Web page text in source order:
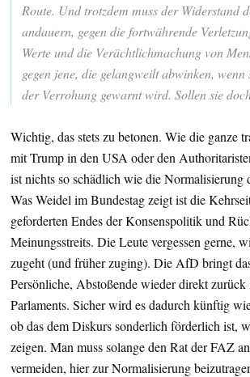
Route. Und trotzdem muss der Widerstand
andauern, gegen die fortwährende
Werte und die Verächtlichmachung von
gegen jene, die gelangweilt abwinken,
der Verrohung gewarnt wird. Sollen sie
Wichtig, das stets zu betonen. Wie die ganze
mit Trump in den USA oder den
ist nichts so schädlich wie die Normalisierung
Was Weidel im Bundestag zeigt ist die
geforderten Endes der Konsenspolitik und
Meinungsstreits. Die Leute vergessen gerne,
zugeht (und früher zuging). Die AfD bringt
Persönliche, Abstoßende wieder direkt
Parlaments. Sicher wird es dadurch künftig
ob das dem Diskurs sonderlich förderlich ist,
zeigen. Man muss solange den Rat der FAZ
vermeiden, hier zur Normalisierung